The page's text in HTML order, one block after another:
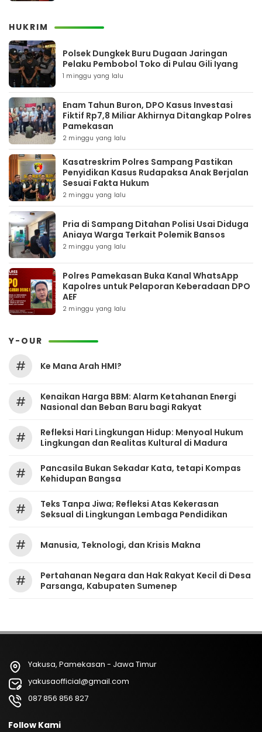
HUKRIM
Polsek Dungkek Buru Dugaan Jaringan
Pelaku Pembobol Toko di Pulau Gili Iyang
1 minggu yang lalu
Enam Tahun Buron, DPO Kasus Investasi
Fiktif Rp7,8 Miliar Akhirnya Ditangkap Polres
Pamekasan
2 minggu yang lalu
Kasatreskrim Polres Sampang Pastikan
Penyidikan Kasus Rudapaksa Anak Berjalan
Sesuai Fakta Hukum
2 minggu yang lalu
Pria di Sampang Ditahan Polisi Usai Diduga
Aniaya Warga Terkait Polemik Bansos
2 minggu yang lalu
Polres Pamekasan Buka Kanal WhatsApp
Kapolres untuk Pelaporan Keberadaan DPO
AEF
2 minggu yang lalu
Y-OUR
# Ke Mana Arah HMI?
#
Kenaikan Harga BBM: Alarm Ketahanan Energi
Nasional dan Beban Baru bagi Rakyat
#
Refleksi Hari Lingkungan Hidup: Menyoal Hukum
Lingkungan dan Realitas Kultural di Madura
#
Pancasila Bukan Sekadar Kata, tetapi Kompas
Kehidupan Bangsa
#
Teks Tanpa Jiwa; Refleksi Atas Kekerasan
Seksual di Lingkungan Lembaga Pendidikan
# Manusia, Teknologi, dan Krisis Makna
#
Pertahanan Negara dan Hak Rakyat Kecil di Desa
Parsanga, Kabupaten Sumenep
Yakusa, Pamekasan - Jawa Timur
yakusaofficial@gmail.com
087 856 856 827
Follow Kami